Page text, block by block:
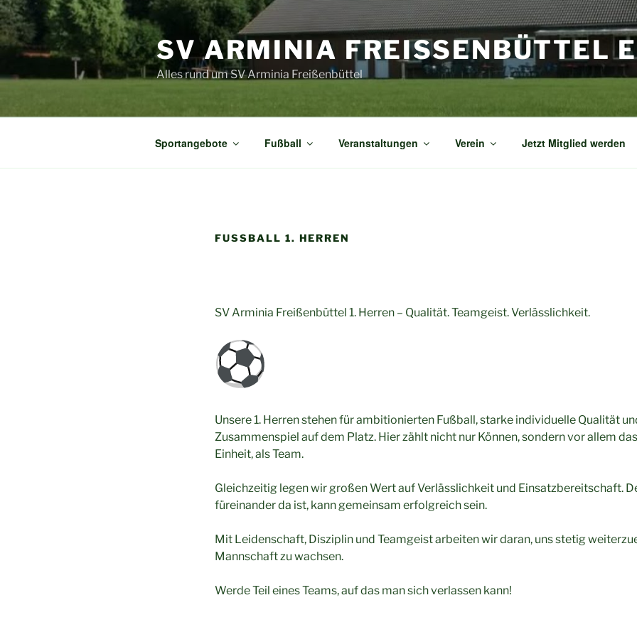
Zum
Inhalt
springen
SV ARMINIA FREISSENBÜTTEL
Alles rund um SV Arminia Freißenbüttel
Sportangebote Fußball Veranstaltungen Verein Jetzt Mitglied werden
FUSSBALL 1. HERREN
SV Arminia Freißenbüttel 1. Herren – Qualität. Teamgeist. Verlässlichkeit.
Unsere 1. Herren stehen für ambitionierten Fußball, starke individuelle Qualität
Zusammenspiel auf dem Platz. Hier zählt nicht nur Können, sondern vor allem
Einheit, als Team.
Gleichzeitig legen wir großen Wert auf Verlässlichkeit und Einsatzbereitschaft.
füreinander da ist, kann gemeinsam erfolgreich sein.
Mit Leidenschaft, Disziplin und Teamgeist arbeiten wir daran, uns stetig
Mannschaft zu wachsen.
Werde Teil eines Teams, auf das man sich verlassen kann!